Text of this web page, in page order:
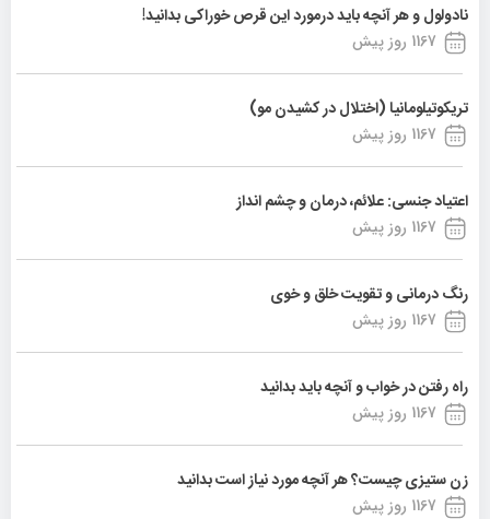
نادولول و هر آنچه باید درمورد این قرص خوراکی بدانید!
1167 روز پیش
تریکوتیلومانیا (اختلال در کشیدن مو)
1167 روز پیش
اعتیاد جنسی: علائم، درمان و چشم انداز
1167 روز پیش
رنگ درمانی و تقویت خلق و خوی
1167 روز پیش
راه رفتن در خواب و آنچه باید بدانید
1167 روز پیش
زن ستیزی چیست؟ هر آنچه مورد نیاز است بدانید
1167 روز پیش